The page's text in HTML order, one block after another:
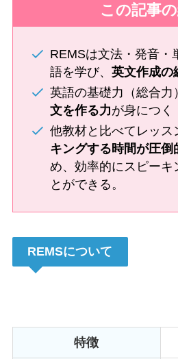
この記事
REMSは文法・発音・
語を学び、 英文作成の
英語の基礎力（総合力
文を作る力が身につく
他教材と比べてレッス
キングする時間が圧倒
め、効率的にスピーキ
とができる。
REMSについて
特徴